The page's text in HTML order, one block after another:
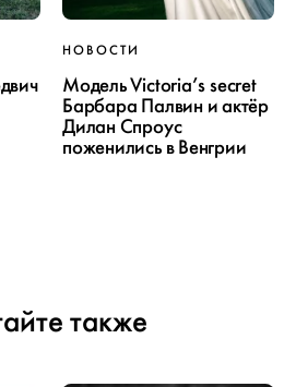
НОВОСТИ
Модель Victoria’s secret
Барбара Палвин и актёр
Дилан Спроус
поженились в Венгрии
также